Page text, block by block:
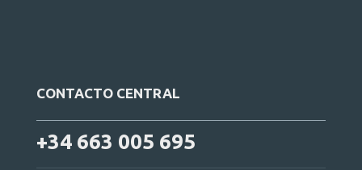
CONTACTO CENTRAL
+34 663 005 695